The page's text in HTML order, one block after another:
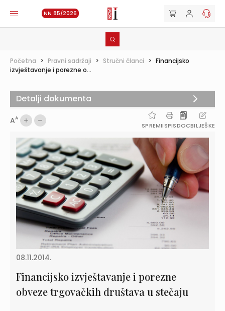
NN 85/2026
Početna > Pravni sadržaji > Stručni članci > Financijsko
izvještavanje i porezne o...
AA
SPREMIISPISDOCBILJEŠKE
08.11.2014.
Financijsko izvještavanje i porezne
obveze trgovačkih društava u stečaju
Detalji dokumenta